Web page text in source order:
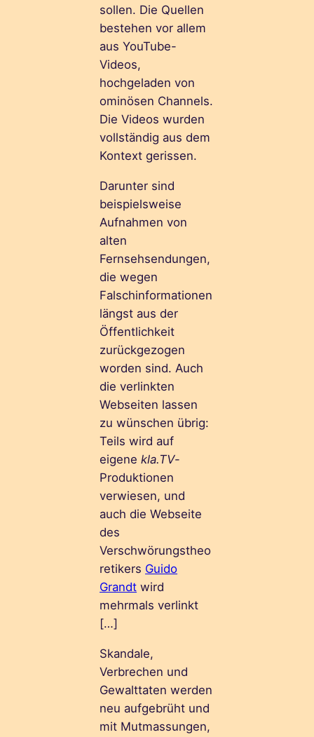
sollen. Die Quellen
bestehen vor allem
aus YouTube-
Videos,
hochgeladen von
ominösen Channels.
Die Videos wurden
vollständig aus dem
Kontext gerissen.
Darunter sind
beispielsweise
Aufnahmen von
alten
Fernsehsendungen,
die wegen
Falschinformationen
längst aus der
Öffentlichkeit
zurückgezogen
worden sind. Auch
die verlinkten
Webseiten lassen
zu wünschen übrig:
Teils wird auf
eigenekla.TV-
Produktionen
verwiesen, und
auch die Webseite
des
Verschwörungstheo
retikers Guido
Grandt wird
mehrmals verlinkt
[…]
Skandale,
Verbrechen und
Gewalttaten werden
neu aufgebrüht und
mit Mutmassungen,